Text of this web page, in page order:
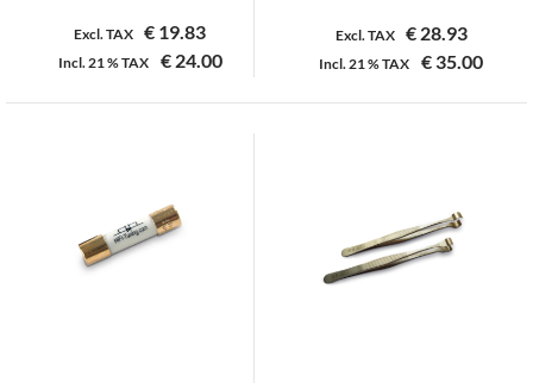
Excl. TAX € 19.83
Incl.21 %TAX €24.00
Dit
variaties.
Deze
Excl. TAX €28.93
Incl.21 %TAX € 35.00
Dit
variaties.
Deze
optie